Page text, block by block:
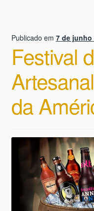
Publicado em 7 de junho
Festival
da